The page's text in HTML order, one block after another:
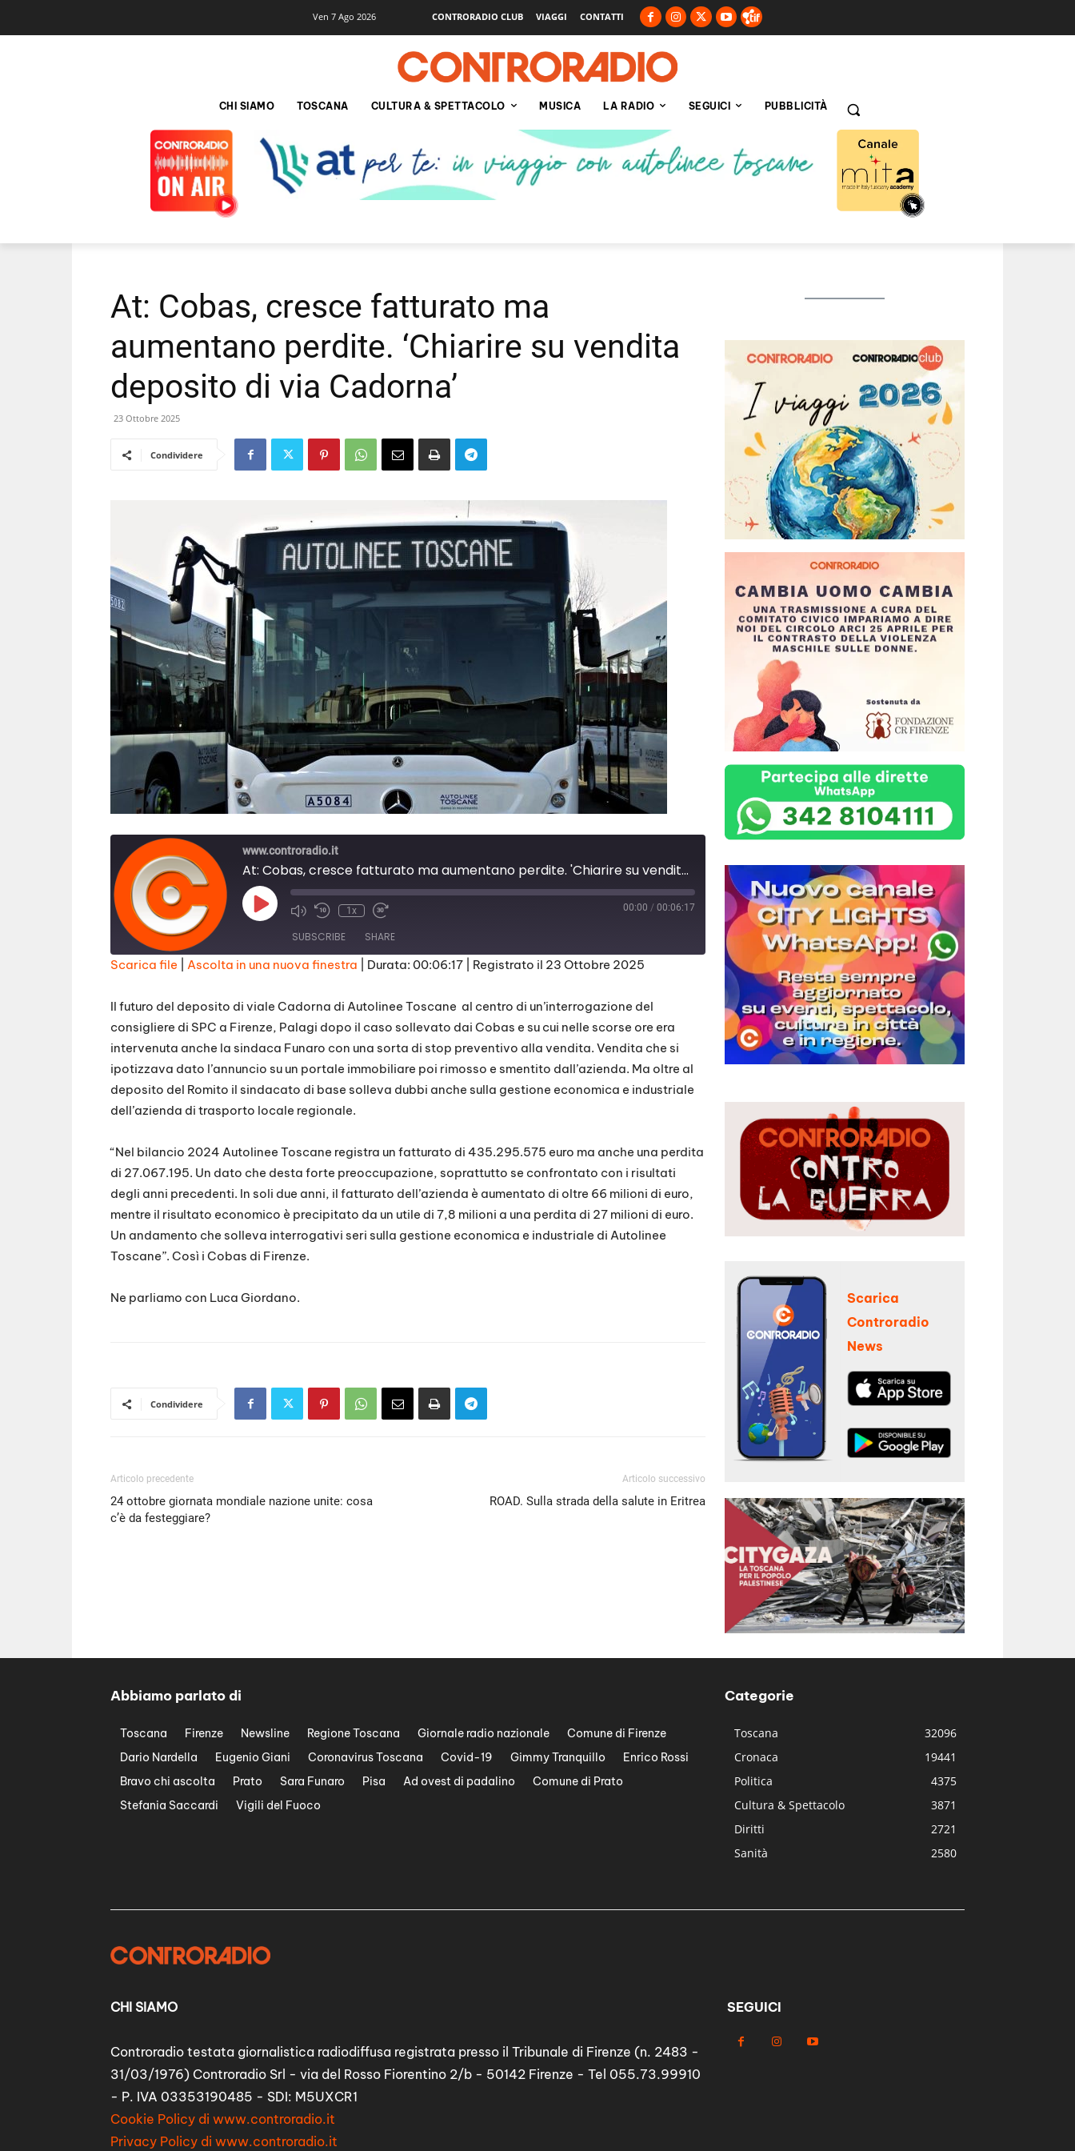
Ven 7 Ago 2026 CONTRORADIO CLUB VIAGGI CONTATTI
CHI SIAMO TOSCANA CULTURA & SPETTACOLO MUSICA LA RADIO SEGUICI PUBBLICITÀ
At: Cobas, cresce fatturato ma
aumentano perdite. ‘Chiarire su vendita
deposito di via Cadorna’
23 Ottobre 2025
Condividere
www.controradio.it
At: Cobas, cresce fatturato ma aumentano perdite. 'Chiarire su vendita deposito di via Cadorna'
Play
Episode
1x 00:00 / 00:06:17
SUBSCRIBE SHARE
RSS FEED
LINK
EMBED
Scarica file Ascolta in una nuova finestra Durata: 00:06:17 Registrato il 23 Ottobre 2025
Il futuro del deposito di viale Cadorna di Autolinee Toscane al centro di un’interrogazione del
consigliere di SPC a Firenze, Palagi dopo il caso sollevato dai Cobas e su cui nelle scorse ore era
intervenuta anche la sindaca Funaro con una sorta di stop preventivo alla vendita. Vendita che si
ipotizzava dato l’annuncio su un portale immobiliare poi rimosso e smentito dall’azienda. Ma oltre al
deposito del Romito il sindacato di base solleva dubbi anche sulla gestione economica e industriale
dell’azienda di trasporto locale regionale.
“Nel bilancio 2024 Autolinee Toscane registra un fatturato di 435.295.575 euro ma anche una perdita
di 27.067.195. Un dato che desta forte preoccupazione, soprattutto se confrontato con i risultati
degli anni precedenti. In soli due anni, il fatturato dell’azienda è aumentato di oltre 66 milioni di euro,
mentre il risultato economico è precipitato da un utile di 7,8 milioni a una perdita di 27 milioni di euro.
Un andamento che solleva interrogativi seri sulla gestione economica e industriale di Autolinee
Toscane”. Così i Cobas di Firenze.
Ne parliamo con Luca Giordano.
Condividere
Articolo precedente
24 ottobre giornata mondiale nazione unite: cosa
c’è da festeggiare?
Articolo successivo
ROAD. Sulla strada della salute in Eritrea
Scarica
Controradio
News
Abbiamo parlato di
Toscana Firenze Newsline Regione Toscana Giornale radio nazionale
Comune di Firenze
Dario Nardella
Eugenio Giani Coronavirus Toscana Covid-19 Gimmy Tranquillo
Enrico Rossi
Bravo chi ascolta
Prato Sara Funaro Pisa Ad ovest di padalino
Comune di Prato
Stefania Saccardi
Vigili del Fuoco
Categorie
Toscana
32096
Cronaca
19441
Politica
4375
Cultura & Spettacolo
3871
Diritti
2721
Sanità
2580
CHI SIAMO
Controradio testata giornalistica radiodiffusa registrata presso il Tribunale di Firenze (n. 2483 -
31/03/1976) Controradio Srl - via del Rosso Fiorentino 2/b - 50142 Firenze - Tel 055.73.99910
- P. IVA 03353190485 - SDI: M5UXCR1
Cookie Policy di www.controradio.it
Privacy Policy di www.controradio.it
SEGUICI